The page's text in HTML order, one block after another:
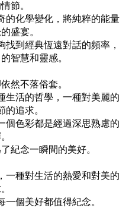
節。
的化學變化，將純粹的能量
盛宴。
到經典恆遠對話的頻率，
智慧和靈感。
然不落俗套。
生活的哲學，一種對美麗的
的追求。
個色彩都是經過深思熟慮的
紀念一瞬間的美好。
一種對生活的熱愛和對美的
個美好都值得紀念。